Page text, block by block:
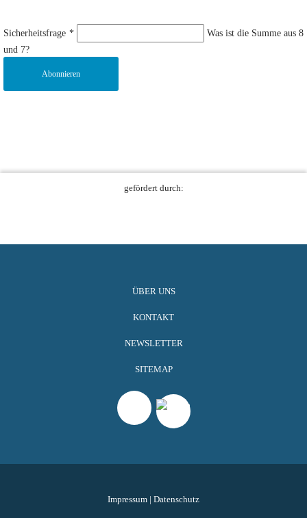
Sicherheitsfrage *
Was ist die Summe aus 8
und 7?
Abonnieren
gefördert durch:
ÜBER UNS
KONTAKT
NEWSLETTER
SITEMAP
Impressum | Datenschutz